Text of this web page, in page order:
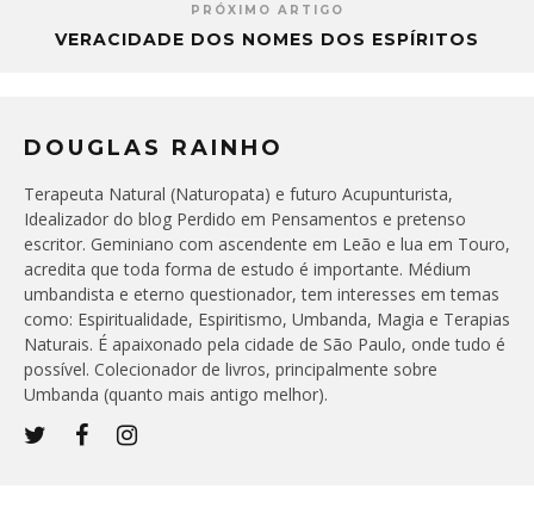
PRÓXIMO ARTIGO
VERACIDADE DOS NOMES DOS ESPÍRITOS
DOUGLAS RAINHO
Terapeuta Natural (Naturopata) e futuro Acupunturista,
Idealizador do blog Perdido em Pensamentos e pretenso
escritor. Geminiano com ascendente em Leão e lua em Touro,
acredita que toda forma de estudo é importante. Médium
umbandista e eterno questionador, tem interesses em temas
como: Espiritualidade, Espiritismo, Umbanda, Magia e Terapias
Naturais. É apaixonado pela cidade de São Paulo, onde tudo é
possível. Colecionador de livros, principalmente sobre
Umbanda (quanto mais antigo melhor).